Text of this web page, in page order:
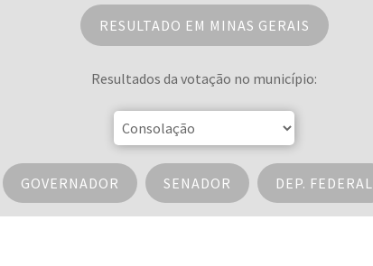
RESULTADO EM MINAS GERAIS
Resultados da votação no município:
GOVERNADOR SENADOR DEP. FEDERAL